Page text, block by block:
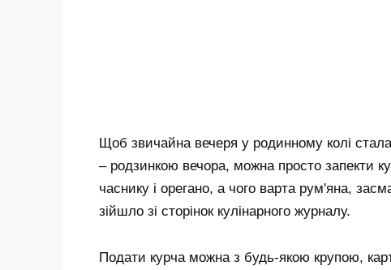
Щоб звичайна вечеря у родинному колі
– родзинкою вечора, можна просто запекти
часнику і орегано, а чого варта рум'яна,
зійшло зі сторінок кулінарного журналу.
Подати курча можна з будь-якою крупою,